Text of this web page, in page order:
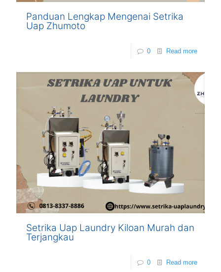
Panduan Lengkap Mengenai Setrika
Uap Zhumoto
0 Read more
Setrika Uap Laundry Kiloan Murah dan
Terjangkau
0 Read more